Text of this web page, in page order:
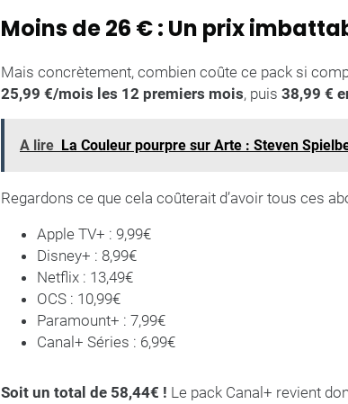
Moins de 26 € : Un prix
Mais concrètement, combien coûte ce pack si
25,99 €/mois les 12 premiers mois, puis 38,99 €
A lire La Couleur pourpre sur Arte : Steven
Regardons ce que cela coûterait d’avoir tous ces
Apple TV+ : 9,99€
Disney+ : 8,99€
Netflix : 13,49€
OCS : 10,99€
Paramount+ : 7,99€
Canal+ Séries : 6,99€
Soit un total de 58,44€ ! Le pack Canal+ revient